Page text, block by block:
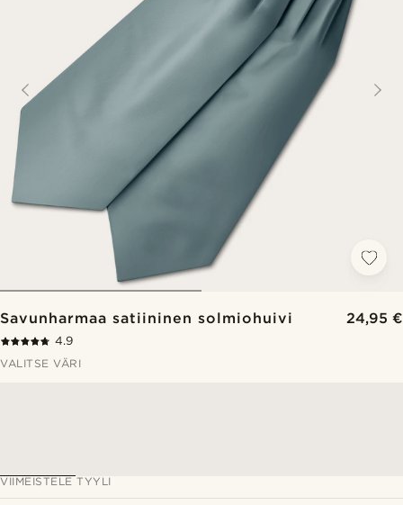
Savunharmaa satiininen solmiohuivi 24,95 €
4.9
VALITSE VÄRI
VIIMEISTELE TYYLI